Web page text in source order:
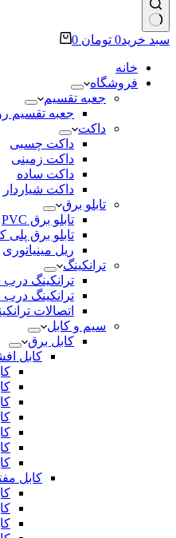
سبد خرید0 تومان 0
خانه
فروشگاه
جعبه تقسیم
جعبه تقسیم
داکت
داکت چسبی
داکت زمینی
داکت ساده
داکت شیاردار
تابلو برق
تابلو برق PVC
تابلو برق پلی
ریل مینیاتوری
ترانکینگ
ترانکینگ درب
ترانکینگ درب نرم
اتصالات
سیم و کابل
کابل برق
کابل
کابل